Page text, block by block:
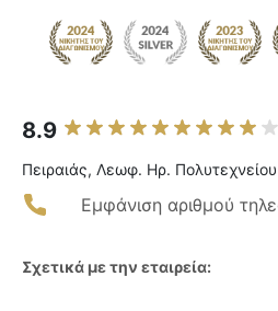
8.9
Πειραιάς, Λεωφ. Ηρ.
Εμφάνιση αριθμού
Σχετικά με την εταιρεία: